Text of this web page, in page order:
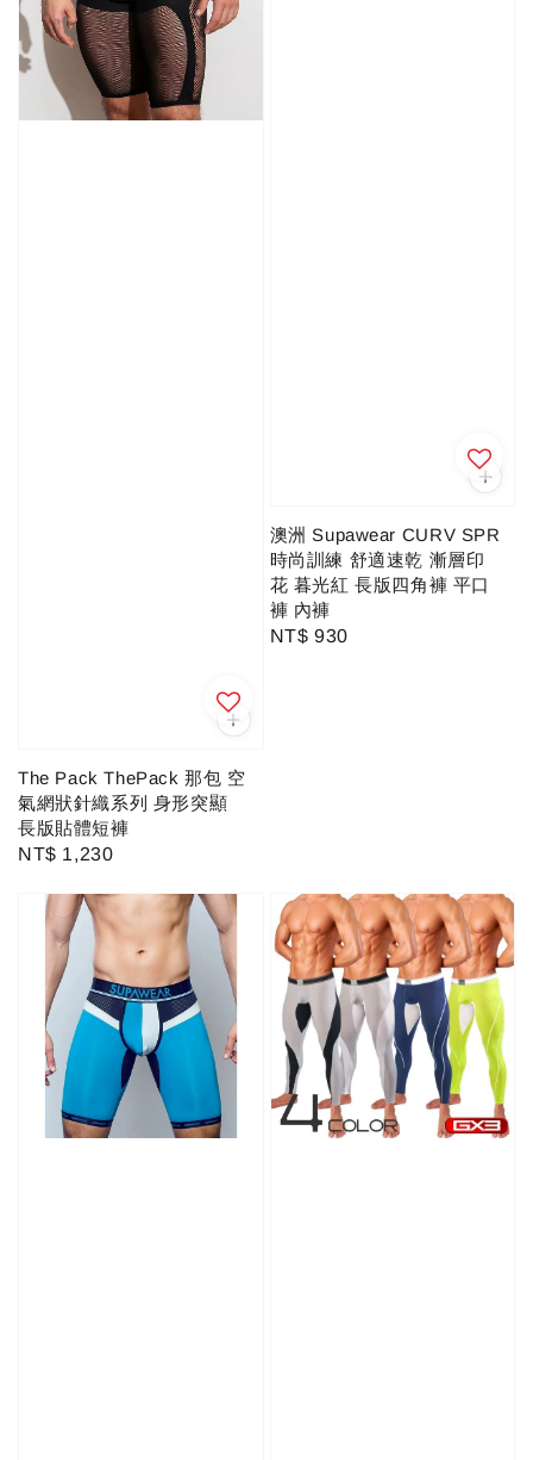
The Pack ThePack 那包 空
氣網狀針織系列 身形突顯
長版貼體短褲
Regular
NT$ 1,230
澳洲 Supawear CURV SPR
時尚訓練 舒適速乾 漸層印
花 暮光紅 長版四角褲 平口
褲 內褲
Regular
NT$ 930